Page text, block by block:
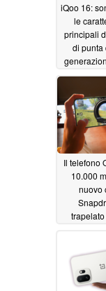
iQoo 16:
le
principali
di punta
Il telefono
10.000
nuovo
trapelato